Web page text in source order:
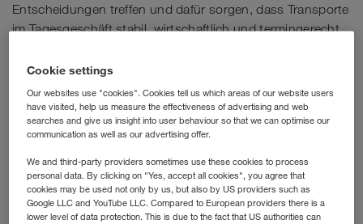
Entscheidungen treffen und dafür sorgen, dass Transporte
im Tagesgeschäft stabil, wirtschaftlich und termingerecht
steuerst du die operative Transportabwicklung nach der
Grobplanung und hältst die Abläufe auch dann auf Kurs,
wenn’s dynamisch wird.
Cookie settings
Our websites use "cookies". Cookies tell us which areas of our website users
have visited, help us measure the effectiveness of advertising and web
searches and give us insight into user behaviour so that we can optimise our
communication as well as our advertising offer.
We and third-party providers sometimes use these cookies to process
personal data. By clicking on "Yes, accept all cookies", you agree that
cookies may be used not only by us, but also by US providers such as
Google LLC and YouTube LLC. Compared to European providers there is a
lower level of data protection. This is due to the fact that US authorities can